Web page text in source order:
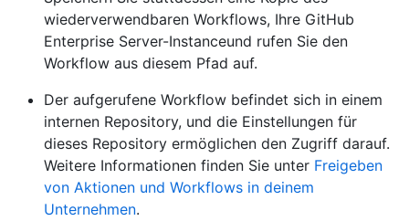
wiederverwendbaren Workflows, Ihre GitHub
Enterprise Server-Instanceund rufen Sie den
Workflow aus diesem Pfad auf.
Der aufgerufene Workflow befindet sich in einem
internen Repository, und die Einstellungen für
dieses Repository ermöglichen den Zugriff darauf.
Weitere Informationen finden Sie unter Freigeben
von Aktionen und Workflows in deinem
Unternehmen.